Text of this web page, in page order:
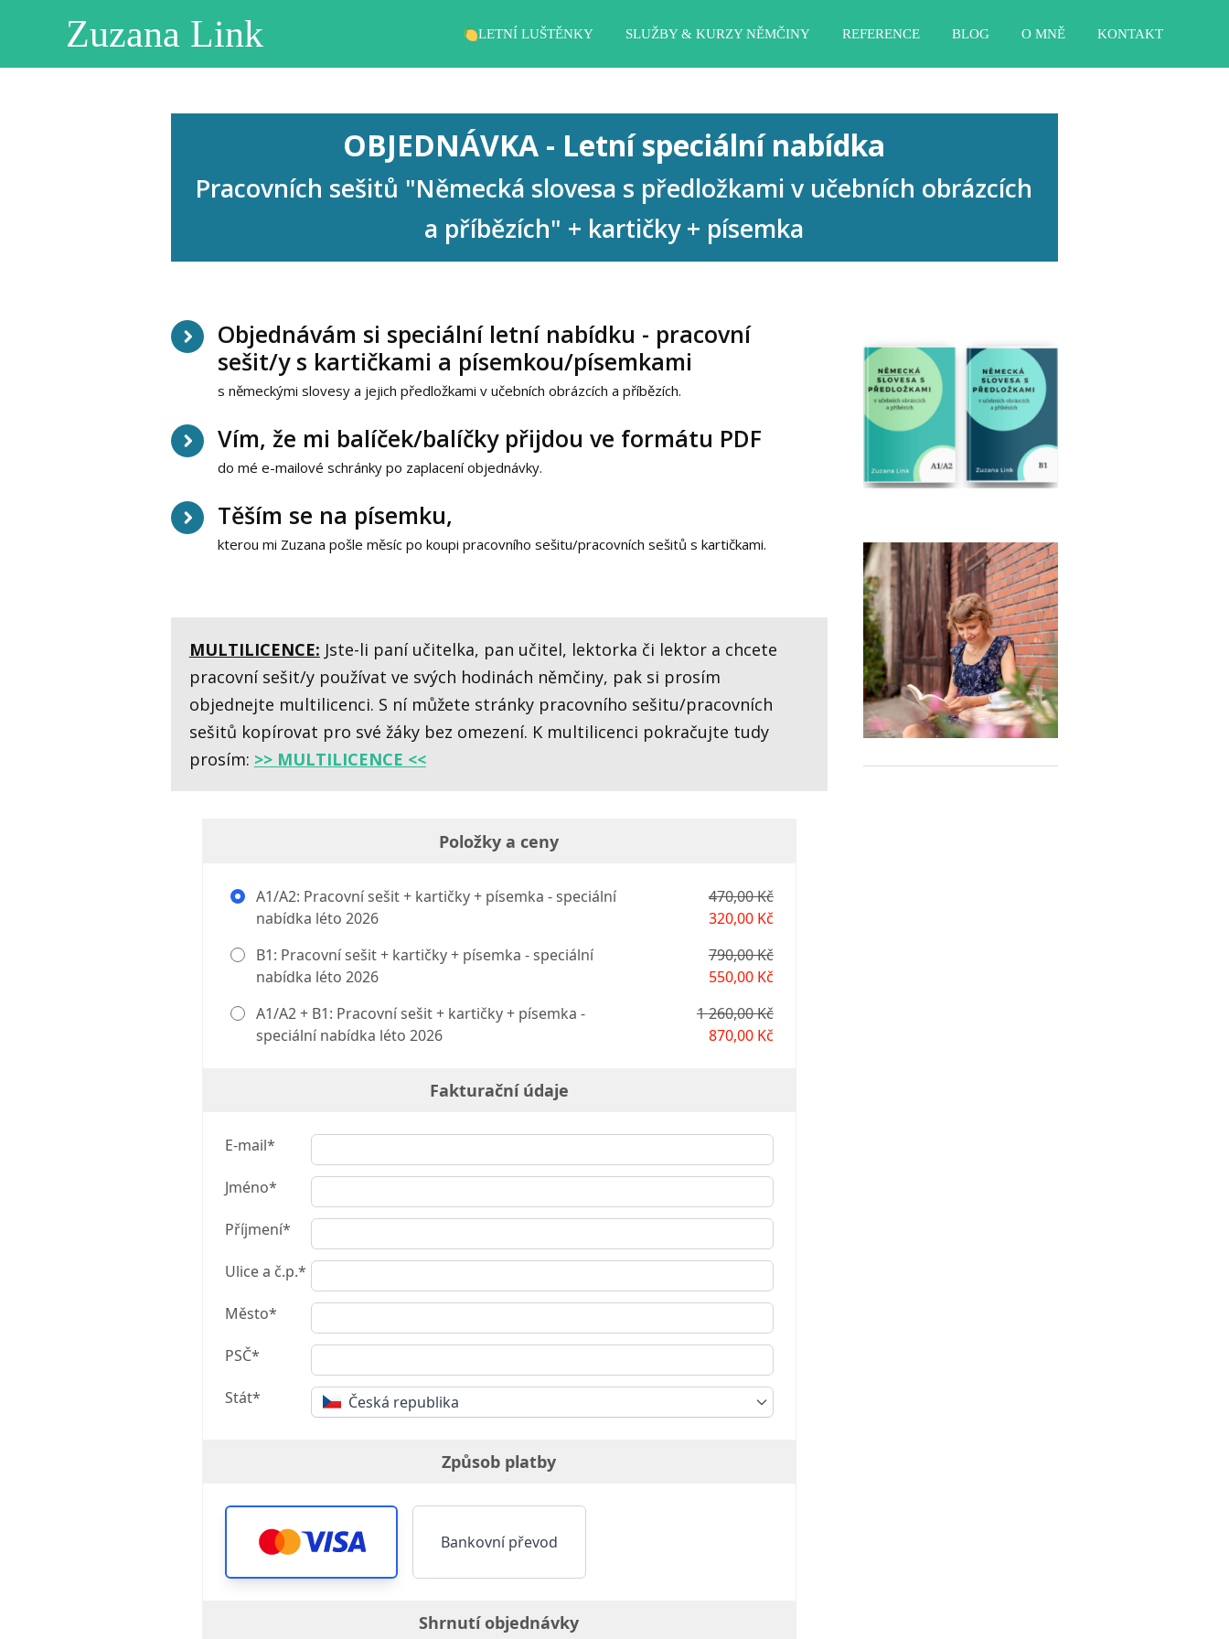
Zuzana Link LETNÍ LUŠTĚNKY SLUŽBY & KURZY NĚMČINY REFERENCE BLOG O MNĚ KONTAKT
OBJEDNÁVKA - Letní speciální nabídka
Pracovních sešitů "Německá slovesa s předložkami v učebních obrázcích
a příbězích" + kartičky + písemka
Objednávám si speciální letní nabídku - pracovní
sešit/y s kartičkami a písemkou/písemkami
s německými slovesy a jejich předložkami v učebních obrázcích a příbězích.
Vím, že mi balíček/balíčky přijdou ve formátu PDF
do mé e-mailové schránky po zaplacení objednávky.
Těším se na písemku,
kterou mi Zuzana pošle měsíc po koupi pracovního sešitu/pracovních sešitů s kartičkami.
MULTILICENCE: Jste-li paní učitelka, pan učitel, lektorka či lektor a chcete
pracovní sešit/y používat ve svých hodinách němčiny, pak si prosím
objednejte multilicenci. S ní můžete stránky pracovního sešitu/pracovních
sešitů kopírovat pro své žáky bez omezení. K multilicenci pokračujte tudy
prosím: >> MULTILICENCE <<
Položky a ceny
A1/A2: Pracovní sešit + kartičky + písemka - speciální
nabídka léto 2026
470,00 Kč
320,00 Kč
B1: Pracovní sešit + kartičky + písemka - speciální
nabídka léto 2026
790,00 Kč
550,00 Kč
A1/A2 + B1: Pracovní sešit + kartičky + písemka -
speciální nabídka léto 2026
1 260,00 Kč
870,00 Kč
Fakturační údaje
E-mail*
Jméno*
Příjmení*
Ulice a č.p.*
Město*
PSČ*
Stát* Česká republika
Způsob platby
Bankovní převod
Shrnutí objednávky